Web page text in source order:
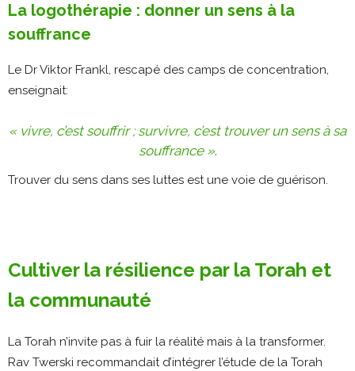
La logothérapie : donner un sens à la
souffrance
Le Dr Viktor Frankl, rescapé des camps de concentration,
enseignait:
« vivre, c’est souffrir ; survivre, c’est trouver un sens à sa
souffrance ».
Trouver du sens dans ses luttes est une voie de guérison​.
Cultiver la résilience par la Torah et
la communauté
La Torah n’invite pas à fuir la réalité mais à la transformer.
Rav Twerski recommandait d’intégrer l’étude de la Torah